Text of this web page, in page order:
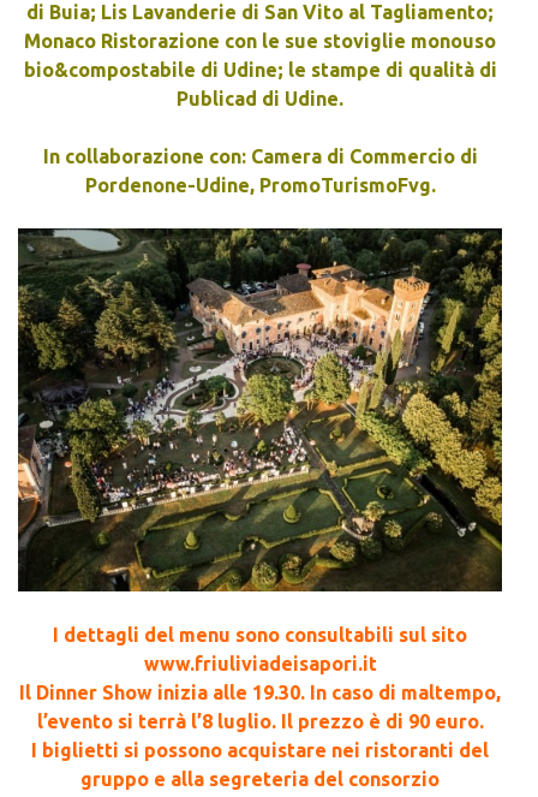
di Buia; Lis Lavanderie di San Vito al Tagliamento;
Monaco Ristorazione con le sue stoviglie monouso
bio&compostabile di Udine; le stampe di qualità di
Publicad di Udine.
In collaborazione con: Camera di Commercio di
Pordenone-Udine, PromoTurismoFvg.
I dettagli del menu sono consultabili sul sito
www.friuliviadeisapori.it
Il Dinner Show inizia alle 19.30. In caso di maltempo,
l’evento si terrà l’8 luglio. Il prezzo è di 90 euro.
I biglietti si possono acquistare nei ristoranti del
gruppo e alla segreteria del consorzio